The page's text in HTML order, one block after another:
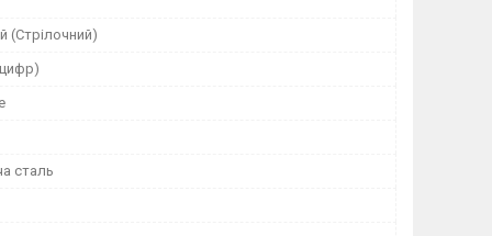
(Стрілочний)
сталь